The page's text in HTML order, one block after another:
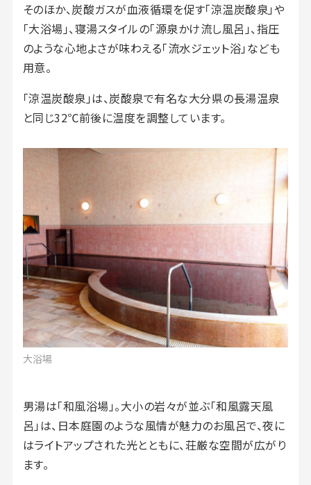
そのほか、炭酸ガスが血液循環を促す「涼温炭酸泉」や
「大浴場」、寝湯スタイルの「源泉かけ流し風呂」、指圧
のような心地よさが味わえる「流水ジェット浴」なども
用意。
「涼温炭酸泉」は、炭酸泉で有名な大分県の長湯温泉
と同じ32℃前後に温度を調整しています。
大浴場
男湯は「和風浴場」。大小の岩々が並ぶ「和風露天風
呂」は、日本庭園のような風情が魅力のお風呂で、夜に
はライトアップされた光とともに、荘厳な空間が広がり
ます。